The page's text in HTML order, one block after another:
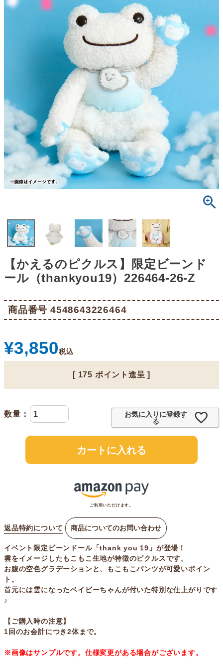
【かえるのピクルス】限定ビーンド
ール（thankyou19）226464-26-Z
商品番号 4548643226464
¥3,850税込
[ 175 ポイント進呈 ]
お気に入りに登録す
る
カートに入れる
ご利用いただけます。
返品特約について 商品についてのお問い合わせ
イベント限定ビーンドール「thank you 19」が登場！
雲をイメージしたもこもこ生地が特徴のピクルスです。
お腹の空色グラデーションと、もこもこパンツが可愛いポイン
ト。
首元には雲になったベイビーちゃんが付いた特別な仕上がりです
♪
【ご購入時の注意】
1回のお会計につき2体まで。
※画像はサンプルです。仕様変更がある場合がございます。